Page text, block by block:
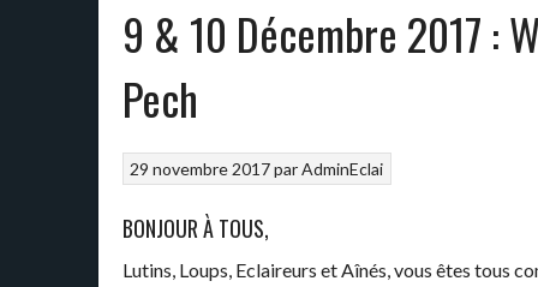
9 & 10 Décembre 2017 :
Pech
29 novembre 2017parAdminEclai
BONJOUR À TOUS,
Lutins, Loups, Eclaireurs et Aînés, vous êtes tous